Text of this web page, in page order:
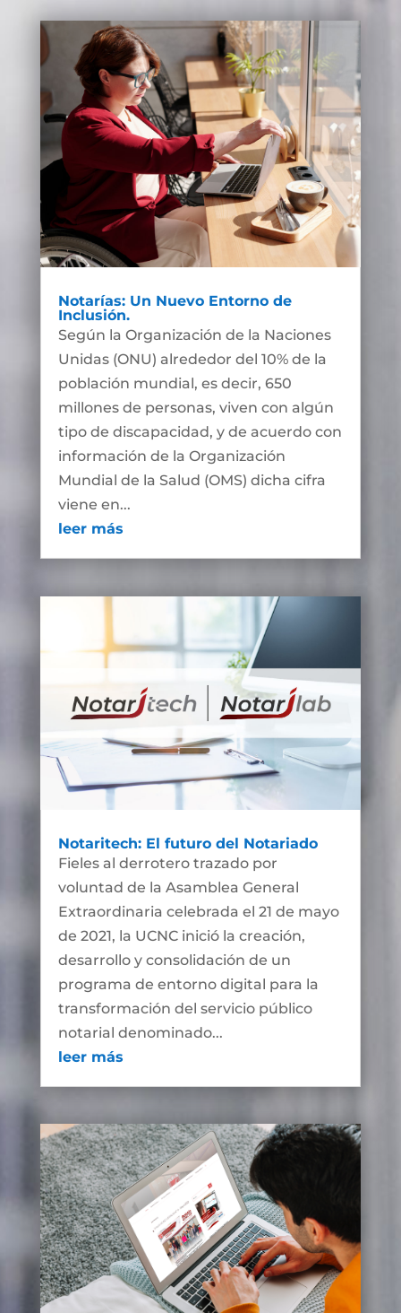
Notarías: Un Nuevo Entorno de
Inclusión.
Según la Organización de la Naciones
Unidas (ONU) alrededor del 10% de la
población mundial, es decir, 650
millones de personas, viven con algún
tipo de discapacidad, y de acuerdo con
información de la Organización
Mundial de la Salud (OMS) dicha cifra
viene en...
leer más
Notaritech: El futuro del Notariado
Fieles al derrotero trazado por
voluntad de la Asamblea General
Extraordinaria celebrada el 21 de mayo
de 2021, la UCNC inició la creación,
desarrollo y consolidación de un
programa de entorno digital para la
transformación del servicio público
notarial denominado...
leer más